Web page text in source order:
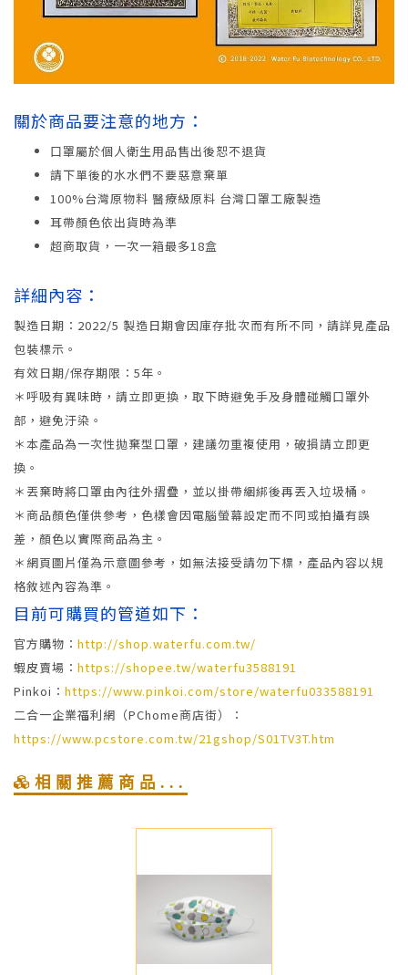
關於商品要注意的地方：
口罩屬於個人衛生用品售出後恕不退貨
請下單後的水水們不要惡意棄單
100%台灣原物料 醫療級原料 台灣口罩工廠製造
耳帶顏色依出貨時為準
超商取貨，一次一箱最多18盒
詳細內容：
製造日期：2022/5 製造日期會因庫存批次而有所不同，請詳見產品
包裝標示。
有效日期/保存期限：5年。
＊呼吸有異味時，請立即更換，取下時避免手及身體碰觸口罩外
部，避免汙染。
＊本產品為一次性拋棄型口罩，建議勿重複使用，破損請立即更
換。
＊丟棄時將口罩由內往外摺疊，並以掛帶綑綁後再丟入垃圾桶。
＊商品顏色僅供參考，色樣會因電腦螢幕設定而不同或拍攝有誤
差，顏色以實際商品為主。
＊網頁圖片僅為示意圖參考，如無法接受請勿下標，產品內容以規
格敘述內容為準。
目前可購買的管道如下：
官方購物： http://shop.waterfu.com.tw/
蝦皮賣場： https://shopee.tw/waterfu3588191
Pinkoi： https://www.pinkoi.com/store/waterfu033588191
二合一企業福利網（PChome商店街）：
https://www.pcstore.com.tw/21gshop/S01TV3T.htm
相關推薦商品...